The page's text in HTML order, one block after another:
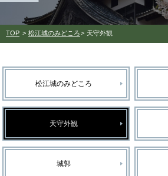
TOP 松江城のみどころ 天守外観
松江城のみどころ
天守外観
城郭